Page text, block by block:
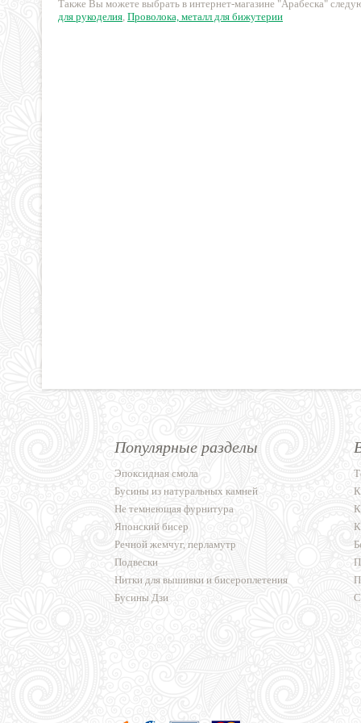
Также Вы можете выбрать в интернет-магазине "Арабеска"
для рукоделия, Проволока, металл для бижутерии
Популярные разделы
Эпоксидная смола
Бусины из натуральных камней
Не темнеющая фурнитура
Японский бисер
Речной жемчуг, перламутр
Подвески
Нитки для вышивки и бисероплетения
Бусины Дзи